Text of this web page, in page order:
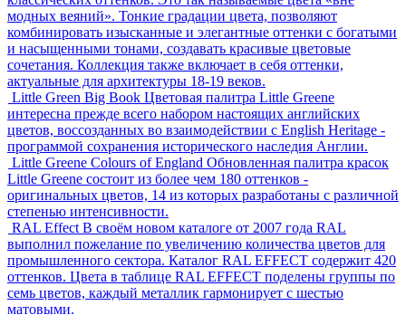
модных веяний». Тонкие градации цвета, позволяют
комбинировать изысканные и элегантные оттенки с богатыми
и насыщенными тонами, создавать красивые цветовые
сочетания. Коллекция также включает в себя оттенки,
актуальные для архитектуры 18-19 веков.
Little Green Big Book Цветовая палитра Little Greene
интересна прежде всего набором настоящих английских
цветов, воссозданных во взаимодействии с English Heritage -
программой сохранения исторического наследия Англии.
Little Greene Colours of England Обновленная палитра красок
Little Greene состоит из более чем 180 оттенков -
оригинальных цветов, 14 из которых разработаны с различной
степенью интенсивности.
RAL Effect В своём новом каталоге от 2007 года RAL
выполнил пожелание по увеличению количества цветов для
промышленного сектора. Каталог RAL EFFECT содержит 420
оттенков. Цвета в таблице RAL EFFECT поделены группы по
семь цветов, каждый металлик гармонирует с шестью
матовыми.